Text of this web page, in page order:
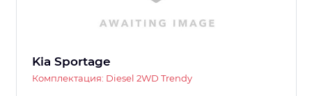
Kia Sportage
Комплектация: Diesel 2WD Trendy